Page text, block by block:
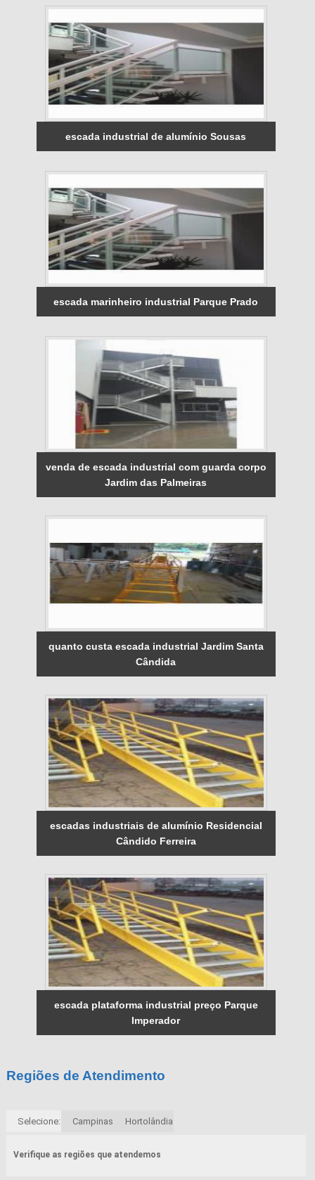
escada industrial de alumínio Sousas
escada marinheiro industrial Parque Prado
venda de escada industrial com guarda corpo
Jardim das Palmeiras
quanto custa escada industrial Jardim Santa
Cândida
escadas industriais de alumínio Residencial
Cândido Ferreira
escada plataforma industrial preço Parque
Imperador
Regiões de Atendimento
Selecione: Campinas Hortolândia
Verifique as regiões que atendemos